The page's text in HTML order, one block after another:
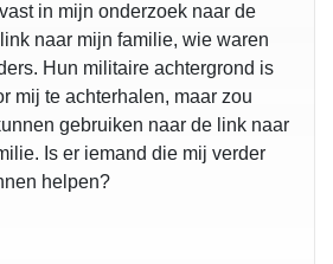
vast in mijn onderzoek naar de
naar mijn familie, wie waren
Hun militaire achtergrond is
mij te achterhalen, maar zou
gebruiken naar de link naar
Is er iemand die mij verder
helpen?